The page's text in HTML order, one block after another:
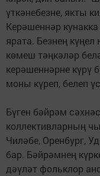
үткәнебезне, якты
Керәшеннәр
ярата. Безнең
көмеш тәңкәләр
керәшеннәрне күрү
моны күреп, белеп
Бүген бәйрәм
коллективларның
Чиләбе, Оренбург,
бар. Бәйрәмнең
дәүләт фольклор